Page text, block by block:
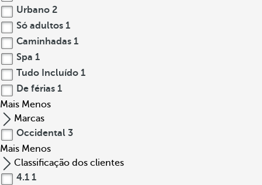
Urbano 2
Só adultos 1
Caminhadas 1
Spa 1
Tudo Incluído 1
De férias 1
Mais Menos
Marcas
Occidental 3
Mais Menos
Classificação dos clientes
4.1 1